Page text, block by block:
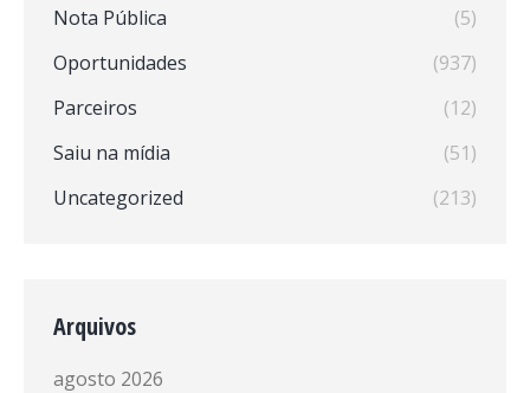
Nota Pública
(5)
Oportunidades
(937)
Parceiros
(12)
Saiu na mídia
(51)
Uncategorized
(213)
Arquivos
agosto 2026